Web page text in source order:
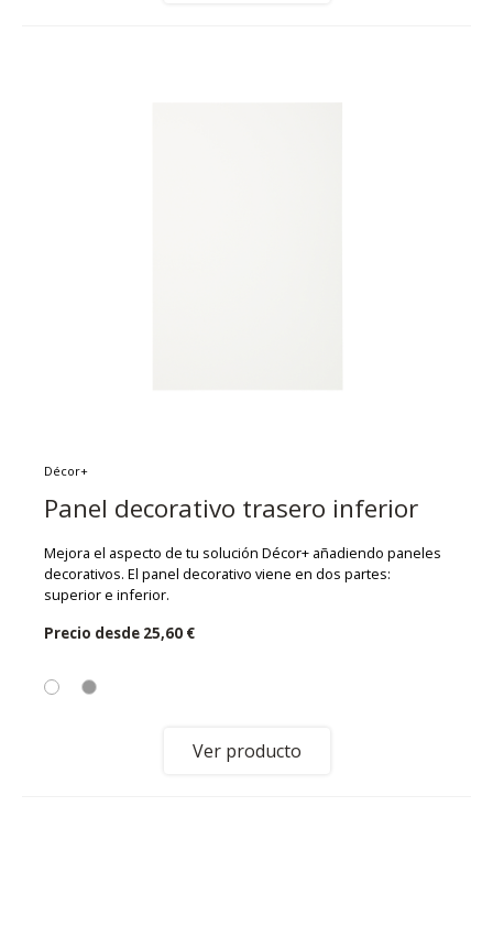
Décor+
Panel decorativo trasero inferior
Mejora el aspecto de tu solución Décor+ añadiendo paneles
decorativos. El panel decorativo viene en dos partes:
superior e inferior.
Precio desde 25,60 €
Ver producto